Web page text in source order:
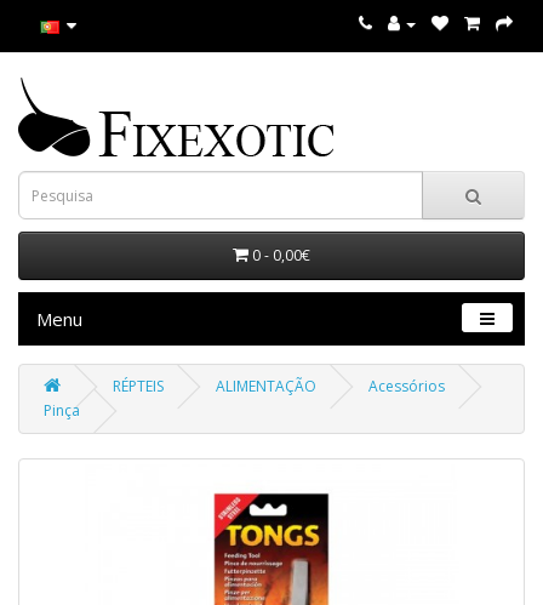
0 - 0,00€
Menu
RÉPTEIS ALIMENTAÇÃO
Acessórios
Pinça